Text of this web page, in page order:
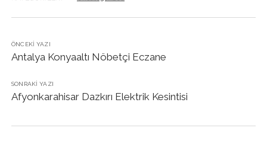
ÖNCEKI YAZI
Antalya Konyaaltı Nöbetçi Eczane
SONRAKI YAZI
Afyonkarahisar Dazkırı Elektrik Kesintisi